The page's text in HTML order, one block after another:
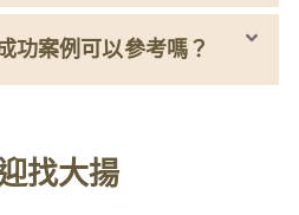
功案例可以參考嗎？
找大揚